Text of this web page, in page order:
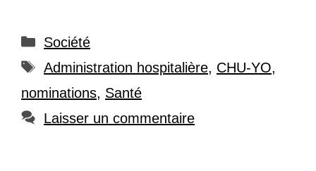
Catégories
Société
Étiquettes
Administration hospitalière, CHU-YO,
nominations, Santé
Laisser un commentaire